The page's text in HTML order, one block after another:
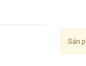
Sản